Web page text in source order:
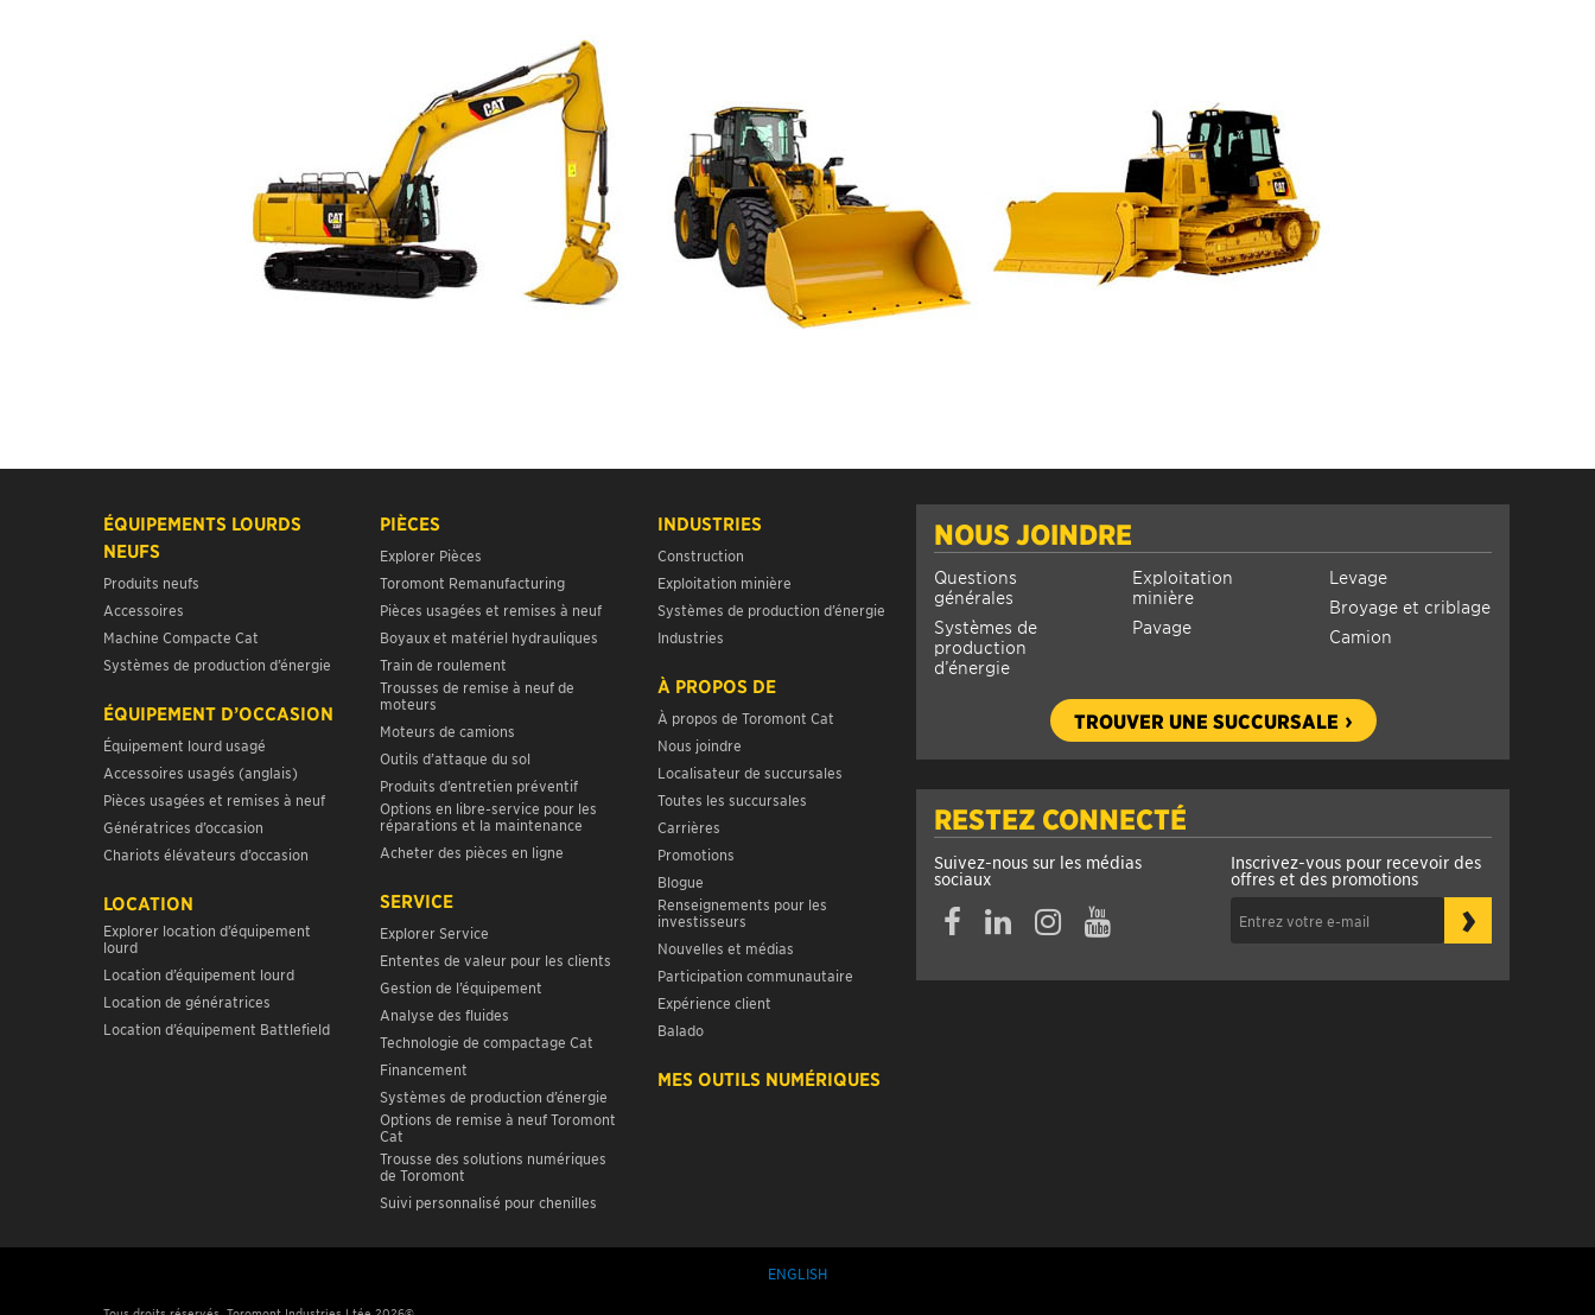
NOUS JOINDRE
Questions
générales
Systèmes de
production
d’énergie
Exploitation
minière
Pavage
Levage
Broyage et criblage
Camion
TROUVER UNE SUCCURSALE
RESTEZ CONNECTÉ
Suivez-nous sur les médias
sociaux
Inscrivez-vous pour recevoir des
offres et des promotions
›
ÉQUIPEMENTS LOURDS
NEUFS
Produits neufs
Accessoires
Machine Compacte Cat
Systèmes de production d’énergie
ÉQUIPEMENT D’OCCASION
Équipement lourd usagé
Accessoires usagés (anglais)
Pièces usagées et remises à neuf
Génératrices d’occasion
Chariots élévateurs d’occasion
LOCATION
Explorer location d’équipement
lourd
Location d’équipement lourd
Location de génératrices
Location d’équipement Battlefield
PIÈCES
Explorer Pièces
Toromont Remanufacturing
Pièces usagées et remises à neuf
Boyaux et matériel hydrauliques
Train de roulement
Trousses de remise à neuf de
moteurs
Moteurs de camions
Outils d’attaque du sol
Produits d’entretien préventif
Options en libre-service pour les
réparations et la maintenance
Acheter des pièces en ligne
SERVICE
Explorer Service
Ententes de valeur pour les clients
Gestion de l’équipement
Analyse des fluides
Technologie de compactage Cat
Financement
Systèmes de production d’énergie
Options de remise à neuf Toromont
Cat
Trousse des solutions numériques
de Toromont
Suivi personnalisé pour chenilles
INDUSTRIES
Construction
Exploitation minière
Systèmes de production d’énergie
Industries
À PROPOS DE
À propos de Toromont Cat
Nous joindre
Localisateur de succursales
Toutes les succursales
Carrières
Promotions
Blogue
Renseignements pour les
investisseurs
Nouvelles et médias
Participation communautaire
Expérience client
Balado
MES OUTILS NUMÉRIQUES
ENGLISH
Tous droits réservés, Toromont Industries Ltée 2026©.